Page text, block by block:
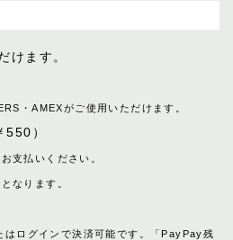
けます。
・AMEXがご使用いただけます。
）
支払いください。
なります。
ログインで決済可能です。「PayPay残